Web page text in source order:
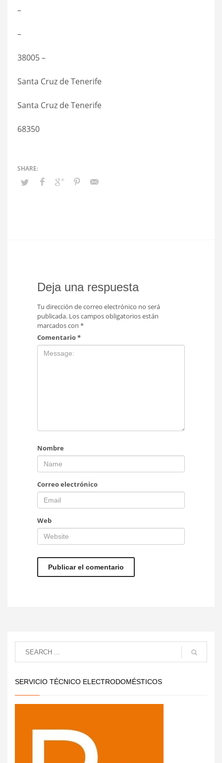
–
–
38005 –
Santa Cruz de Tenerife
Santa Cruz de Tenerife
68350
Deja una respuesta
Tu dirección de correo electrónico no será
publicada. Los campos obligatorios están
marcados con *
Comentario*
Nombre
Correo electrónico
Web
SERVICIO TÉCNICO ELECTRODOMÉSTICOS